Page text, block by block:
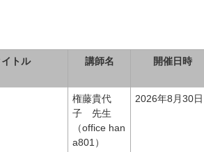
トル 講師名 開催日時
権藤貴代
子 先生
（office han
a801）
2026年8月30日